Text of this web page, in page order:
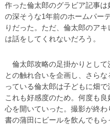
作った倫太郎のグラビア記事
の深そうな1年前のホームパー
りだった。ただ、倫太郎のア
は話をしてくれないだろう。
倫太郎攻略の足掛かりとして
との触れ合いを企画し、さら
っている倫太郎は子どもに畑で
これも好感度のため。何度も
心を開いていった。撮影が終
書の蒲田にビールを飲んでも